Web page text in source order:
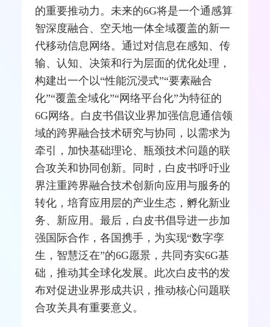
的重要推动力。未来的6G将是一个通感算
智深度融合、空天地一体全域覆盖的新一
代移动信息网络。通过对信息在感知、传
输、认知、决策和行为层面的优化处理，
构建出一个以“性能沉浸式”“要素融合
化”“覆盖全域化”“网络平台化”为特征的
6G网络。白皮书倡议业界加强信息通信领
域的跨界融合技术研究与协同，以需求为
牵引，加快基础理论、瓶颈技术问题的联
合攻关和协同创新。同时，白皮书呼吁业
界注重跨界融合技术创新向应用与服务的
转化，培育应用层的产业生态，孵化新业
务、新应用。最后，白皮书倡导进一步加
强国际合作，各国携手，为实现“数字孪
生 ，智慧泛在”的6G愿景，共同夯实6G基
础，推动其全球化发展。此次白皮书的发
布对促进业界形成共识，推动核心问题联
合攻关具有重要意义。